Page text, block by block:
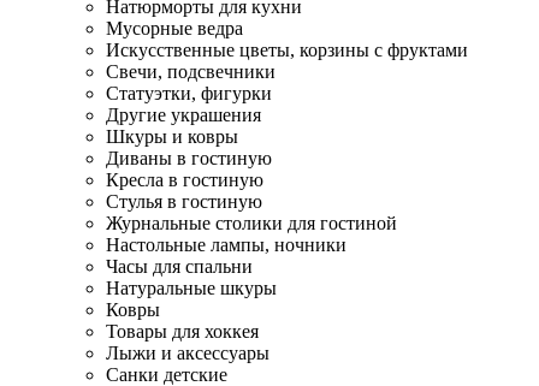
Натюрморты для кухни
Мусорные ведра
Искусственные цветы, корзины с фруктами
Свечи, подсвечники
Статуэтки, фигурки
Другие украшения
Шкуры и ковры
Диваны в гостиную
Кресла в гостиную
Стулья в гостиную
Журнальные столики для гостиной
Настольные лампы, ночники
Часы для спальни
Натуральные шкуры
Ковры
Товары для хоккея
Лыжи и аксессуары
Санки детские